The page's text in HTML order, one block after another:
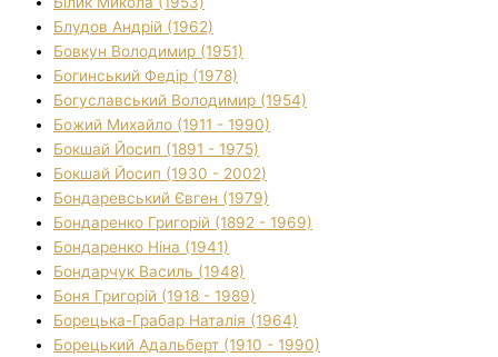
Блудов Андрій (1962)
Бовкун Володимир (1951)
Богинський Федір (1978)
Богуславський Володимир (1954)
Божий Михайло (1911 - 1990)
Бокшай Йосип (1891 - 1975)
Бокшай Йосип (1930 - 2002)
Бондаревський Євген (1979)
Бондаренко Григорій (1892 - 1969)
Бондаренко Ніна (1941)
Бондарчук Василь (1948)
Боня Григорій (1918 - 1989)
Борецька-Грабар Наталія (1964)
Борецький Адальберт (1910 - 1990)